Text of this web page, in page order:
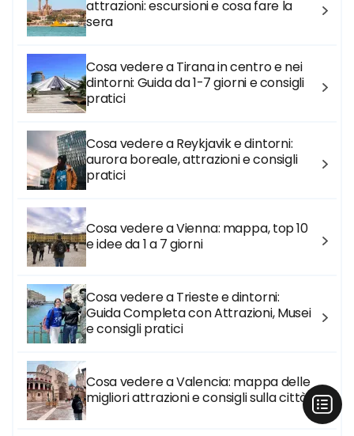
attrazioni: escursioni e cosa fare la
sera
Cosa vedere a Tirana in centro e nei
dintorni: Guida da 1-7 giorni e consigli
pratici
Cosa vedere a Reykjavik e dintorni:
aurora boreale, attrazioni e consigli
pratici
Cosa vedere a Vienna: mappa, top 10
e idee da 1 a 7 giorni
Cosa vedere a Trieste e dintorni:
Guida Completa con Attrazioni, Musei
e consigli pratici
Cosa vedere a Valencia: mappa delle
migliori attrazioni e consigli sulla città